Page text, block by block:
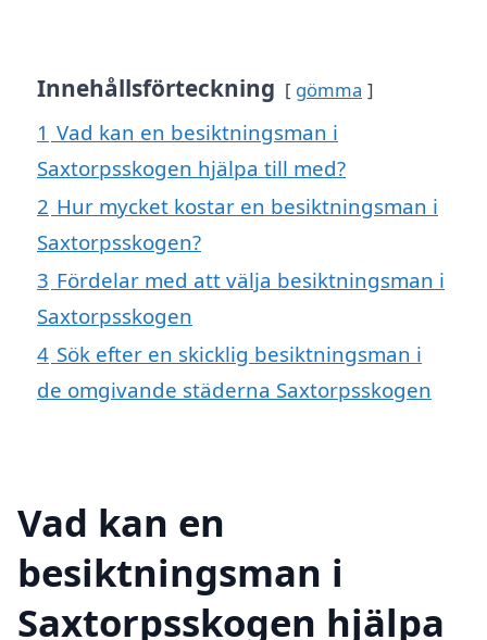
Innehållsförteckning gömma
1 Vad kan en besiktningsman i
Saxtorpsskogen hjälpa till med?
2 Hur mycket kostar en besiktningsman i
Saxtorpsskogen?
3 Fördelar med att välja besiktningsman i
Saxtorpsskogen
4 Sök efter en skicklig besiktningsman i
de omgivande städerna Saxtorpsskogen
Vad kan en
besiktningsman i
Saxtorpsskogen hjälpa